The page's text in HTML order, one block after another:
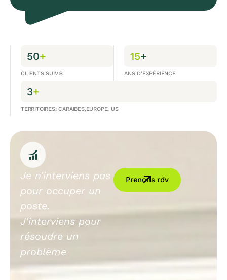
50+
CLIENTS SUIVIS
15+
ANS D'EXPÉRIENCE
3+
TERRITOIRES: CARAIBES,EUROPE, US
Je n'interviens pas
pour occuper un
poste.
J'interviens pour
résoudre un
problème
Prenons rdv